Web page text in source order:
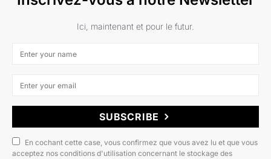
Ici, maintenant et pour le futur.
SUBSCRIBE
En cochant cette case, vous confirmez que vous avez lu et que vous
acceptez nos conditions d'utilisation concernant le stockage des